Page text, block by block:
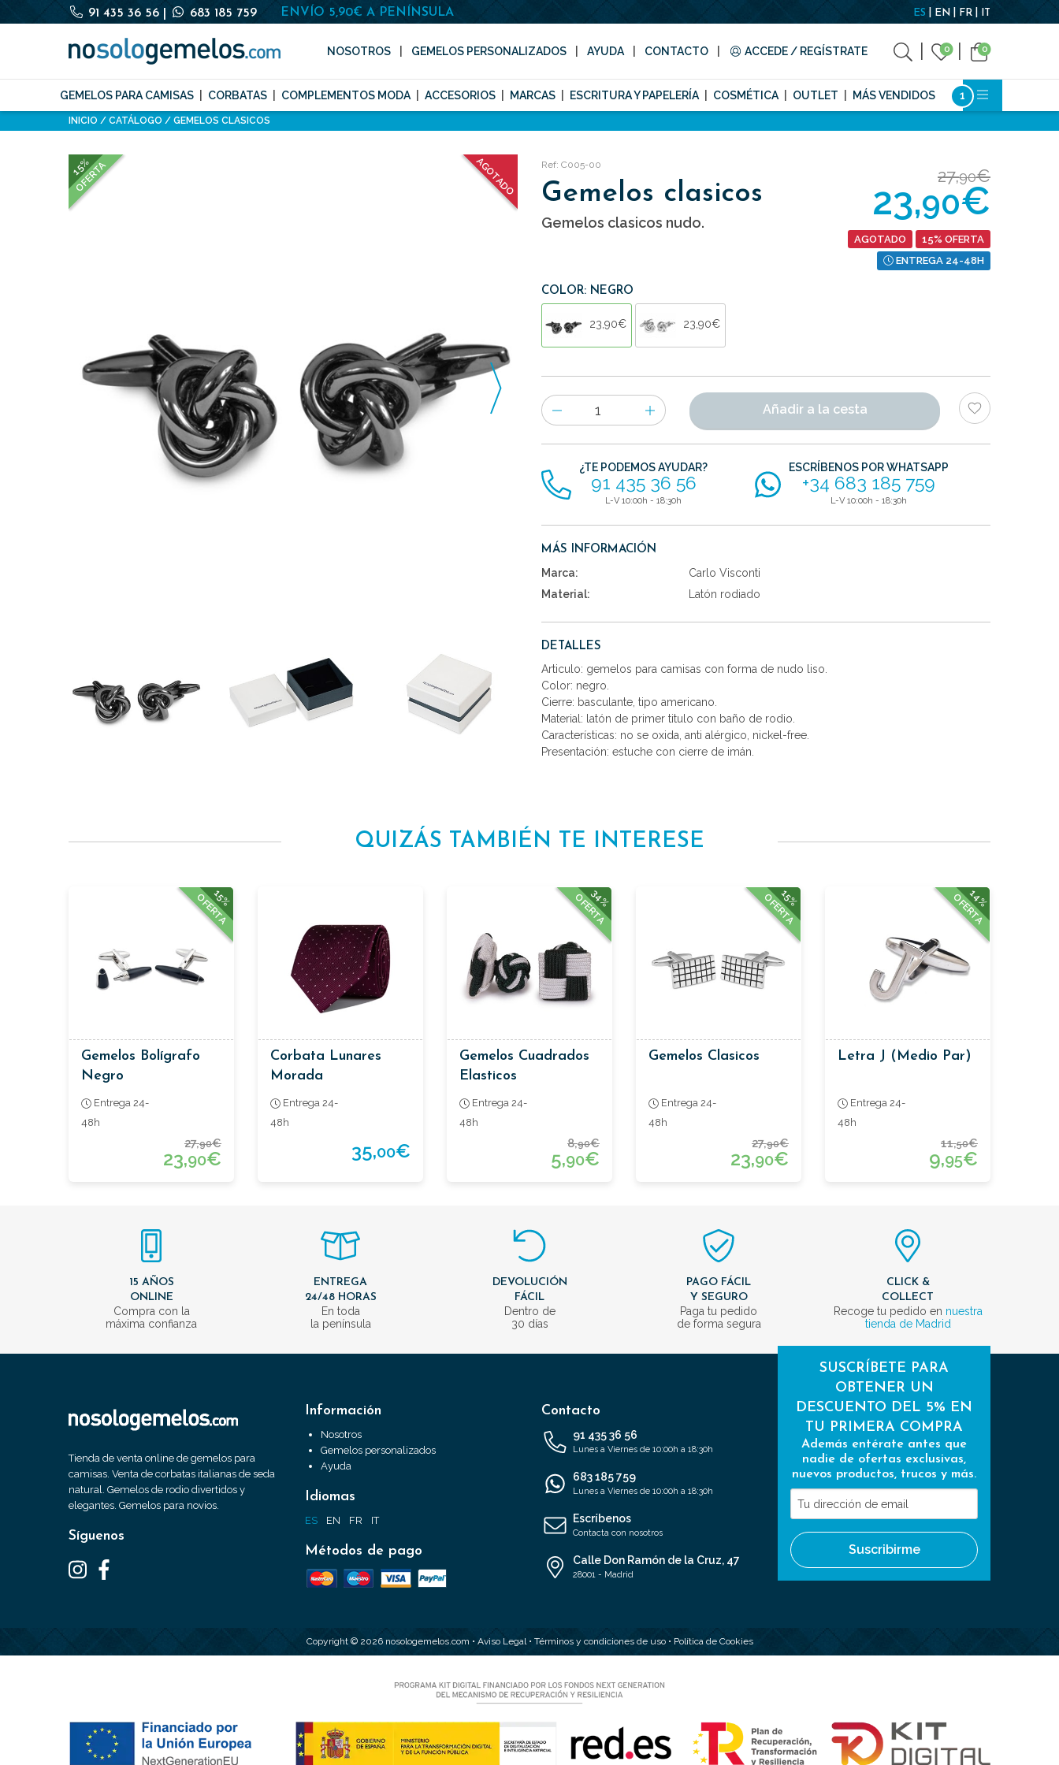
91 435 36 56 683 185 759 ENVÍO 5,90€ A PENÍNSULA ES EN FR IT
NOSOTROS GEMELOS PERSONALIZADOS AYUDA CONTACTO ACCEDE / REGÍSTRATE 0 0
GEMELOS PARA CAMISAS CORBATAS COMPLEMENTOS MODA ACCESORIOS MARCAS ESCRITURA Y PAPELERÍA COSMÉTICA OUTLET MÁS VENDIDOS
INICIO CATÁLOGO GEMELOS CLASICOS
AGOTADO
15%
OFERTA Ref: C005-00
Gemelos clasicos
Gemelos clasicos nudo.
27,90€
23,90€
AGOTADO
15% OFERTA
ENTREGA 24-48H
COLOR: NEGRO
23,90€ 23,90€
Número
de
artículos
Añadir a la cesta
¿TE PODEMOS AYUDAR?
91 435 36 56
L-V 10:00h - 18:30h
ESCRÍBENOS POR WHATSAPP
+34 683 185 759
L-V 10:00h - 18:30h
MÁS INFORMACIÓN
Marca:
Carlo Visconti
Material:
Latón rodiado
DETALLES
Articulo: gemelos para camisas con forma de nudo liso.
Color: negro.
Cierre: basculante, tipo americano.
Material: latón de primer titulo con baño de rodio.
Características: no se oxida, anti alérgico, nickel-free.
Presentación: estuche con cierre de imán.
QUIZÁS TAMBIÉN TE INTERESE
15%
OFERTA
Gemelos Bolígrafo
Negro
Entrega 24-
48h
27,90€
23,90€
Corbata Lunares
Morada
Entrega 24-
48h
35,00€
34%
OFERTA
Gemelos Cuadrados
Elasticos
Entrega 24-
48h
8,90€
5,90€
15%
OFERTA
Gemelos Clasicos
Entrega 24-
48h
27,90€
23,90€
14%
OFERTA
Letra J (medio Par)
Entrega 24-
48h
11,50€
9,95€
15 AÑOS
ONLINE
Compra con la
máxima confianza
ENTREGA
24/48 HORAS
En toda
la península
DEVOLUCIÓN
FÁCIL
Dentro de
30 días
PAGO FÁCIL
Y SEGURO
Paga tu pedido
de forma segura
CLICK &
COLLECT
Recoge tu pedido en nuestra
tienda de Madrid
Tienda de venta online de gemelos para
camisas. Venta de corbatas italianas de seda
natural. Gemelos de rodio divertidos y
elegantes. Gemelos para novios.
Síguenos
Información
Nosotros
Gemelos personalizados
Ayuda
Idiomas
ES EN FR IT
Métodos de pago
Contacto
91 435 36 56
Lunes a Viernes de 10:00h a 18:30h
683 185 759
Lunes a Viernes de 10:00h a 18:30h
Escríbenos
Contacta con nosotros
Calle Don Ramón de la Cruz, 47
28001 - Madrid
SUSCRÍBETE PARA
OBTENER UN
DESCUENTO DEL 5% EN
TU PRIMERA COMPRA
Además entérate antes que
nadie de ofertas exclusivas,
nuevos productos, trucos y más.
Tu
dirección
de
email
Suscribirme
Copyright © 2026 nosologemelos.com • Aviso Legal • Términos y condiciones de uso• Política de Cookies